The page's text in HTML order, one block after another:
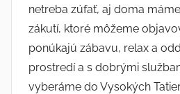
netreba zúfať, aj doma
zákutí, ktoré môžeme
ponúkajú zábavu, relax a
prostredí a s dobrými
vyberáme do Vysokých